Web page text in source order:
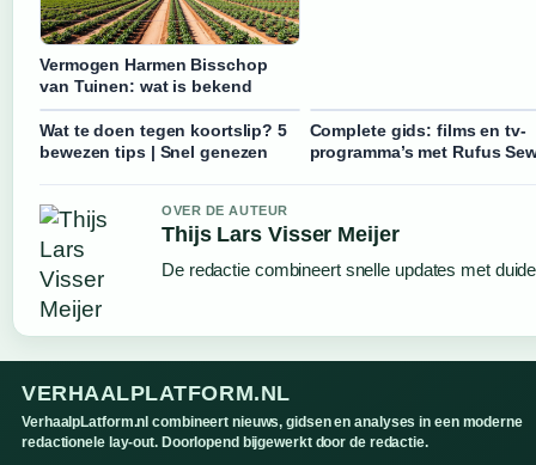
Vermogen Harmen Bisschop
van Tuinen: wat is bekend
Wat te doen tegen koortslip? 5
bewezen tips | Snel genezen
Complete gids: films en tv-
programma’s met Rufus
OVER DE AUTEUR
Thijs Lars Visser Meijer
De redactie combineert snelle updates met
VERHAALPLATFORM.NL
VerhaalpLatform.nl combineert nieuws, gidsen en analyses in een moderne
redactionele lay-out. Doorlopend bijgewerkt door de redactie.